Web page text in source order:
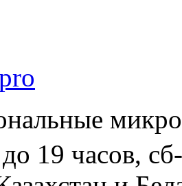
19 часов,